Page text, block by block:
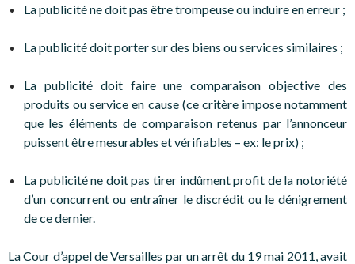
La publicité ne doit pas être trompeuse ou induire en erreur ;
La publicité doit porter sur des biens ou services similaires ;
La publicité doit faire une comparaison objective des
produits ou service en cause (ce critère impose notamment
que les éléments de comparaison retenus par l’annonceur
puissent être mesurables et vérifiables – ex: le prix) ;
La publicité ne doit pas tirer indûment profit de la notoriété
d’un concurrent ou entraîner le discrédit ou le dénigrement
de ce dernier.
La Cour d’appel de Versailles par un arrêt du 19 mai 2011, avait